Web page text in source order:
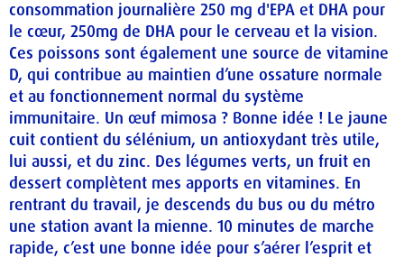
consommation journalière 250 mg d'EPA et DHA pour
le cœur, 250mg de DHA pour le cerveau et la vision.
Ces poissons sont également une source de vitamine
D, qui contribue au maintien d’une ossature normale
et au fonctionnement normal du système
immunitaire. Un œuf mimosa ? Bonne idée ! Le jaune
cuit contient du sélénium, un antioxydant très utile,
lui aussi, et du zinc. Des légumes verts, un fruit en
dessert complètent mes apports en vitamines. En
rentrant du travail, je descends du bus ou du métro
une station avant la mienne. 10 minutes de marche
rapide, c’est une bonne idée pour s’aérer l’esprit et